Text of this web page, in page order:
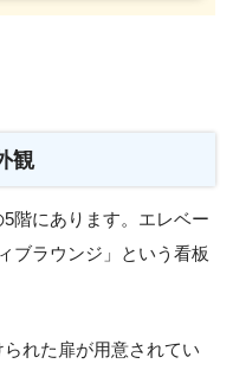
観
階にあります。エレベー
ブラウンジ」という看板
れた扉が用意されてい